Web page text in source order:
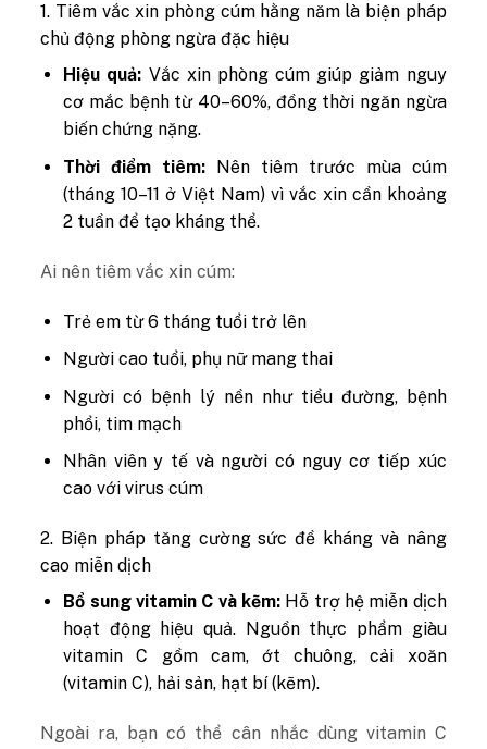
1. Tiêm vắc xin phòng cúm hằng năm là biện pháp
chủ động phòng ngừa đặc hiệu
Hiệu quả: Vắc xin phòng cúm giúp giảm nguy
cơ mắc bệnh từ 40–60%, đồng thời ngăn ngừa
biến chứng nặng.
Thời điểm tiêm: Nên tiêm trước mùa cúm
(tháng 10–11 ở Việt Nam) vì vắc xin cần khoảng
2 tuần để tạo kháng thể.
Ai nên tiêm vắc xin cúm:
Trẻ em từ 6 tháng tuổi trở lên
Người cao tuổi, phụ nữ mang thai
Người có bệnh lý nền như tiểu đường, bệnh
phổi, tim mạch
Nhân viên y tế và người có nguy cơ tiếp xúc
cao với virus cúm
2. Biện pháp tăng cường sức đề kháng và nâng
cao miễn dịch
Bổ sung vitamin C và kẽm:Hỗ trợ hệ miễn dịch
hoạt động hiệu quả. Nguồn thực phẩm giàu
vitamin C gồm cam, ớt chuông, cải xoăn
(vitamin C), hải sản, hạt bí (kẽm).
Ngoài ra, bạn có thể cân nhắc dùng vitamin C